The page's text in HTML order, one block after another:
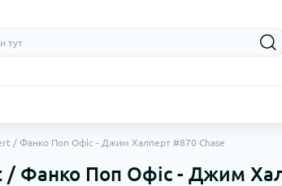
/ Фанко Поп Офіс - Джим Халперт #870 Chase
/ Фанко Поп Офіс - Джим